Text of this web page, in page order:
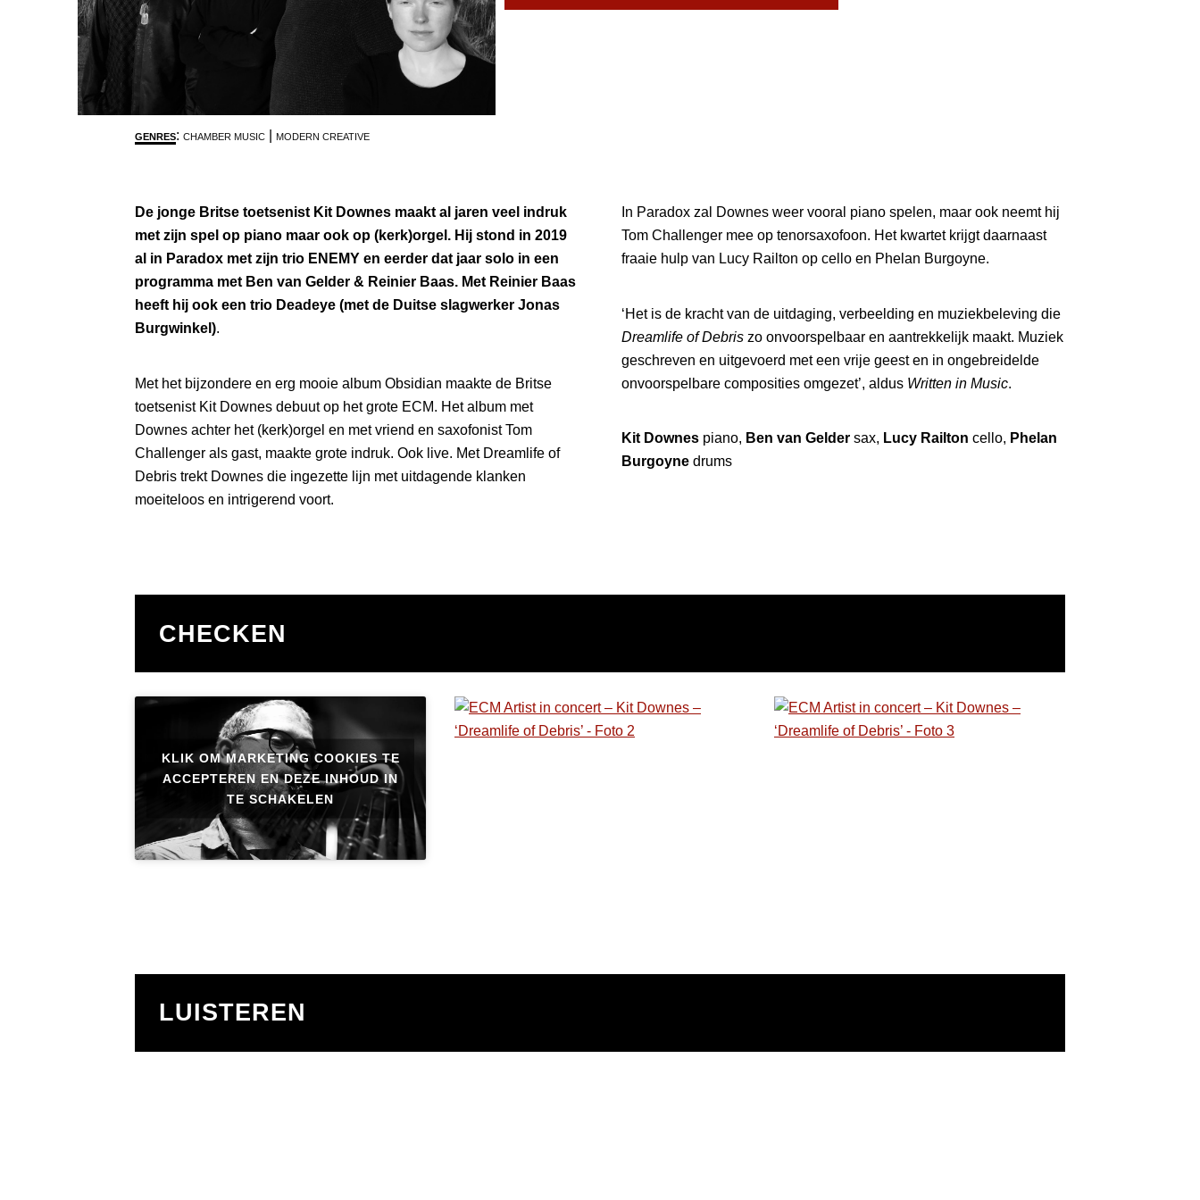
GENRES: CHAMBER MUSIC MODERN CREATIVE
De jonge Britse toetsenist Kit Downes maakt al jaren veel indruk
met zijn spel op piano maar ook op (kerk)orgel. Hij stond in 2019
al in Paradox met zijn trio ENEMY en eerder dat jaar solo in een
programma met Ben van Gelder & Reinier Baas. Met Reinier Baas
heeft hij ook een trio Deadeye (met de Duitse slagwerker Jonas
Burgwinkel).
Met het bijzondere en erg mooie album Obsidian maakte de Britse
toetsenist Kit Downes debuut op het grote ECM. Het album met
Downes achter het (kerk)orgel en met vriend en saxofonist Tom
Challenger als gast, maakte grote indruk. Ook live. Met Dreamlife of
Debris trekt Downes die ingezette lijn met uitdagende klanken
moeiteloos en intrigerend voort.
In Paradox zal Downes weer vooral piano spelen, maar ook neemt hij
Tom Challenger mee op tenorsaxofoon. Het kwartet krijgt daarnaast
fraaie hulp van Lucy Railton op cello en Phelan Burgoyne.
‘Het is de kracht van de uitdaging, verbeelding en muziekbeleving die
Dreamlife of Debris zo onvoorspelbaar en aantrekkelijk maakt. Muziek
geschreven en uitgevoerd met een vrije geest en in ongebreidelde
onvoorspelbare composities omgezet’, aldus Written in Music.
Kit Downes piano, Ben van Gelder sax, Lucy Railton cello, Phelan
Burgoyne drums
CHECKEN
KLIK OM MARKETING COOKIES TE
ACCEPTEREN EN DEZE INHOUD IN
TE SCHAKELEN
LUISTEREN